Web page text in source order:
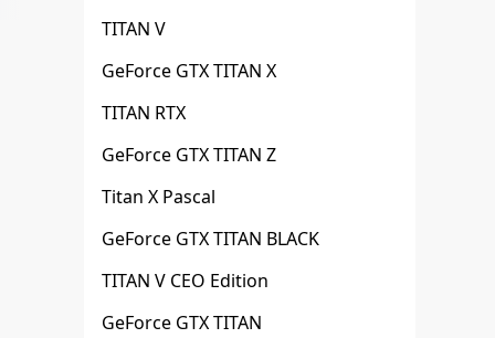
TITAN V
GeForce GTX TITAN X
TITAN RTX
GeForce GTX TITAN Z
Titan X Pascal
GeForce GTX TITAN BLACK
TITAN V CEO Edition
GeForce GTX TITAN